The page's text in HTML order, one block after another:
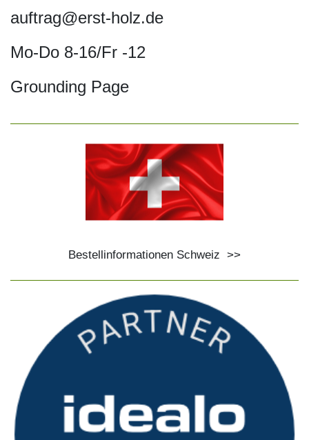
auftrag@erst-holz.de
Mo-Do 8-16/Fr -12
Grounding Page
Bestellinformationen Schweiz >>